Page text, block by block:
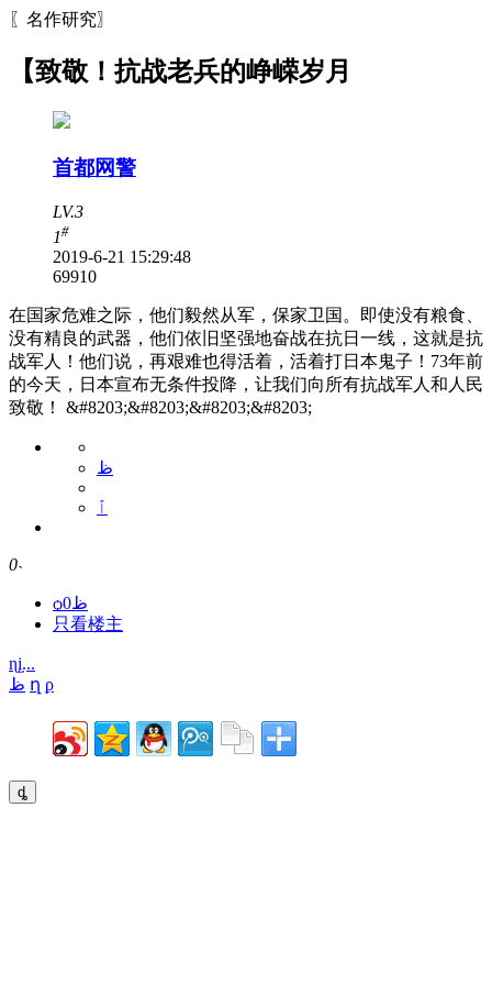
〖名作研究〗
【致敬！抗战老兵的峥嵘岁月
首都网警
LV.3
1#
2019-6-21 15:29:48
69910
在国家危难之际，他们毅然从军，保家卫国。即使没有粮食、
没有精良的武器，他们依旧坚强地奋战在抗日一线，这就是抗
战军人！他们说，再艰难也得活着，活着打日本鬼子！73年前
的今天，日本宣布无条件投降，让我们向所有抗战军人和人民
致敬！ &#8203;&#8203;&#8203;&#8203;
ظ
ٱ
0˴
ѻظ0
只看楼主
ɳܼį...
ظ ղ ϼ
ȡ